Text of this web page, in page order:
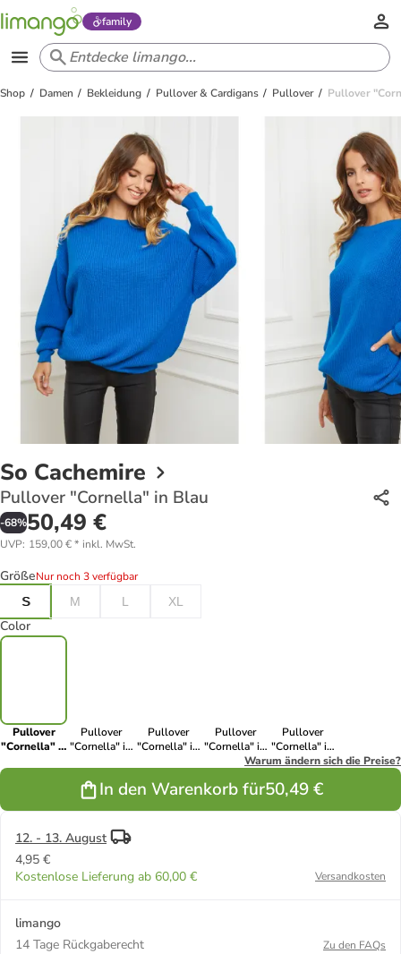
family
Shop Damen Bekleidung Pullover & Cardigans Pullover Pullover
So Cachemire
Pullover "Cornella" in Blau
-68%50,49 €
UVP: 159,00 €* inkl. MwSt.
GrößeNur noch 3 verfügbar
S
M L XL
Color
Pullover
"Cornella" in
Pullover
"Cornella" in
Pullover
"Cornella" in
Pullover
"Cornella" in
Oliv
Pullover
"Cornella" in
Grau
Warum ändern sich die Preise?
In den Warenkorb für50,49 €
12. - 13. August
4,95 €
Kostenlose Lieferung ab 60,00 €
Versandkosten
limango
14 Tage Rückgaberecht
Zu den FAQs